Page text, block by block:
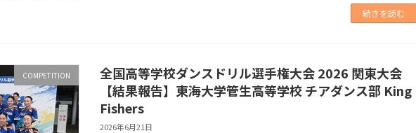
続きを読む
COMPETITION
全国高等学校ダンスドリル選手権大会 2026 関東大会
【結果報告】東海大学管生高等学校 チアダンス部 King
Fishers
2026年6月21日